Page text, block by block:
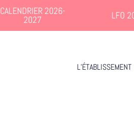
CALENDRIER 2026-
2027 LFO
L’ÉTABLISSEMENT